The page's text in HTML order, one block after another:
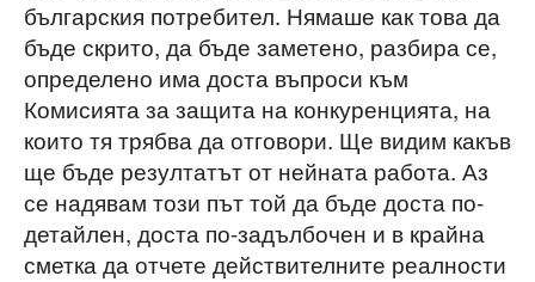
българския потребител. Нямаше как това да
бъде скрито, да бъде заметено, разбира се,
определено има доста въпроси към
Комисията за защита на конкуренцията, на
които тя трябва да отговори. Ще видим какъв
ще бъде резултатът от нейната работа. Аз
се надявам този път той да бъде доста по-
детайлен, доста по-задълбочен и в крайна
сметка да отчете действителните реалности